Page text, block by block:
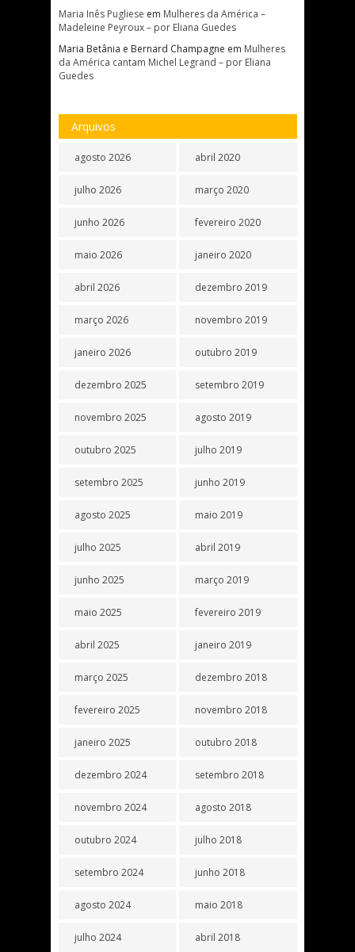
Maria Inês Pugliese em Mulheres da América –
Madeleine Peyroux – por Eliana Guedes
Maria Betânia e Bernard Champagne em Mulheres
da América cantam Michel Legrand – por Eliana
Guedes
Arquivos
agosto 2026
julho 2026
junho 2026
maio 2026
abril 2026
março 2026
janeiro 2026
dezembro 2025
novembro 2025
outubro 2025
setembro 2025
agosto 2025
julho 2025
junho 2025
maio 2025
abril 2025
março 2025
fevereiro 2025
janeiro 2025
dezembro 2024
novembro 2024
outubro 2024
setembro 2024
agosto 2024
julho 2024
abril 2020
março 2020
fevereiro 2020
janeiro 2020
dezembro 2019
novembro 2019
outubro 2019
setembro 2019
agosto 2019
julho 2019
junho 2019
maio 2019
abril 2019
março 2019
fevereiro 2019
janeiro 2019
dezembro 2018
novembro 2018
outubro 2018
setembro 2018
agosto 2018
julho 2018
junho 2018
maio 2018
abril 2018